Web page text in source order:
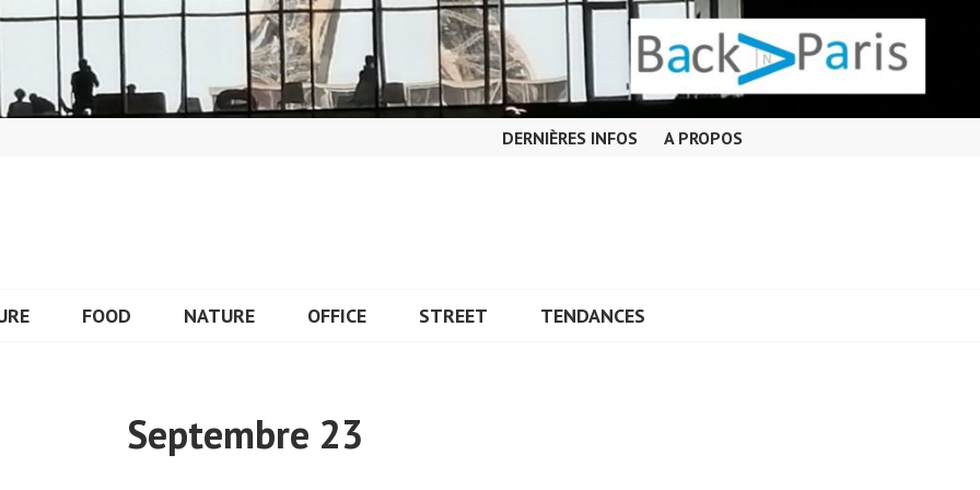
DERNIÈRES INFOS A PROPOS
FOOD NATURE OFFICE STREET TENDANCES
Septembre 23